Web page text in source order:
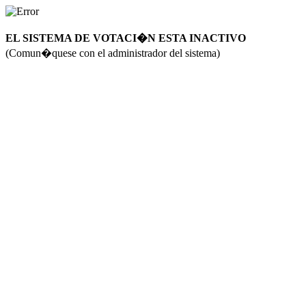
EL SISTEMA DE VOTACI�N ESTA INACTIVO
(Comun�quese con el administrador del sistema)